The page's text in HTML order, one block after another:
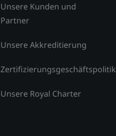
Unsere Kunden und
Partner
Unsere Akkreditierung
Zertifizierungsgeschäftspolitik
Unsere Royal Charter